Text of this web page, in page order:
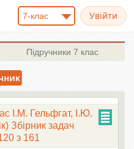
7-клас
Підручники 7 клас
І.М. Гельфгат, І.Ю.
Збірник задач
з 161